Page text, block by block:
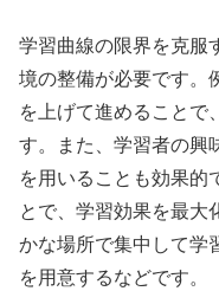
学習曲線の限界を克服
境の整備が必要です。
を上げて進めることで
す。また、学習者の興
を用いることも効果的
とで、学習効果を最大
かな場所で集中して学
を用意するなどです。